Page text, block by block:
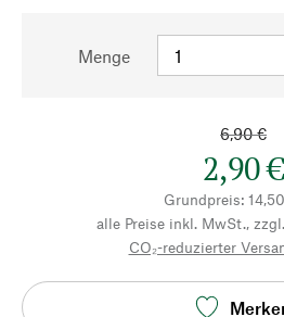
Menge
6,90 €
2,90 €
Grundpreis:
alle Preise inkl. MwSt., zzgl.
CO₂-reduzierter